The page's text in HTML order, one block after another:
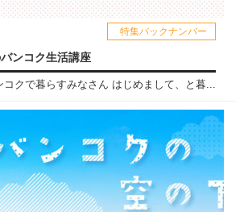
特集バックナンバー
ンコク生活講座
コクで暮らすみなさん はじめまして、と暮...